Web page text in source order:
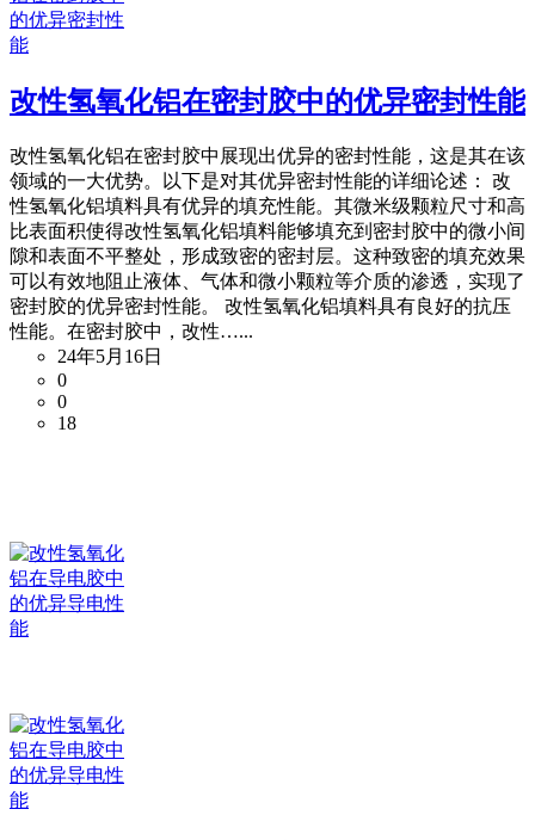
改性氢氧化铝在密封胶中的优异密封性能
改性氢氧化铝在密封胶中展现出优异的密封性能，这是其在该
领域的一大优势。以下是对其优异密封性能的详细论述： 改
性氢氧化铝填料具有优异的填充性能。其微米级颗粒尺寸和高
比表面积使得改性氢氧化铝填料能够填充到密封胶中的微小间
隙和表面不平整处，形成致密的密封层。这种致密的填充效果
可以有效地阻止液体、气体和微小颗粒等介质的渗透，实现了
密封胶的优异密封性能。 改性氢氧化铝填料具有良好的抗压
性能。在密封胶中，改性…...
24年5月16日
0
0
18